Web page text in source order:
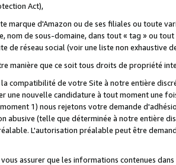
Act),
marque d'Amazon ou de ses filiales ou toute
nom de sous-domaine, dans tout « tag » ou
de réseau social (voir une liste non exhaustive
manière que ce soit tous droits de propriété
compatibilité de votre Site à notre entière
une nouvelle candidature à tout moment une
1) nous rejetons votre demande
abusive (telle que déterminée à notre entière
L'autorisation préalable peut être
assurer que les informations contenues